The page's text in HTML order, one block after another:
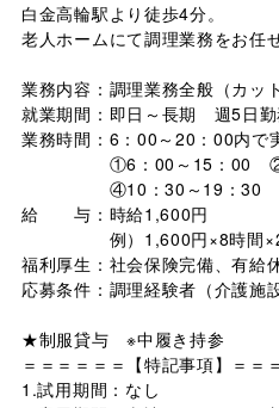
白金高輪駅より徒歩4分。
老人ホームにて調理業務をお任
業務内容：調理業務全般（カッ
就業期間：即日～長期　週5日勤
業務時間：6：00～20：00内で
①6：00～15：00　②9：
④10：30～19：30　
給　　与：時給1,600円
例）1,600円×8時間×21
福利厚生：社会保険完備、有給
応募条件：調理経験者（介護施
★制服貸与　※中履き持参
＝＝＝＝＝＝【特記事項】＝＝
1.試用期間：なし